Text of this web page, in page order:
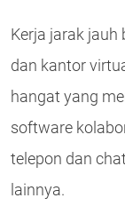
Kerja jarak jauh
dan kantor
hangat yang
software
telepon dan
lainnya.